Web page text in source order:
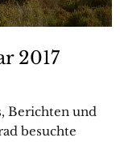
2017
Berichten und
besuchte